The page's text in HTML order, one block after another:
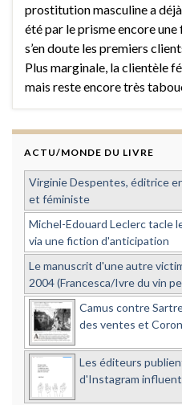
prostitution masculine a
été par le prisme encore une
s’en doute les premiers
Plus marginale, la clientèle
mais reste encore très
ACTU/MONDE DU LIVRE
Virginie Despentes, éditrice
et féministe
Michel-Edouard Leclerc tacle
via une fiction d'anticipation
Le manuscrit d'une autre
2004 (Francesca/Ivre du vin
Camus contre
des ventes et
Les éditeurs
d'Instagram